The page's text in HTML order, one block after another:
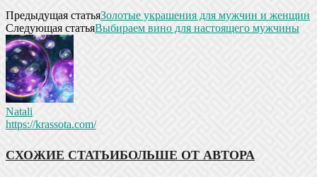
Предыдущая статьяЗолотые украшения для мужчин и женщин
Следующая статьяВыбираем вино для настоящего мужчины
Natali
https://krassota.com/
СХОЖИЕ СТАТЬИБОЛЬШЕ ОТ АВТОРА